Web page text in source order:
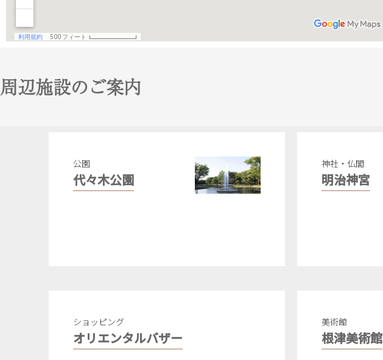
周辺施設のご案内
公園
代々木公園
神社・仏閣
明治神宮
ショッピング
オリエンタルバザー
美術館
根津美術館